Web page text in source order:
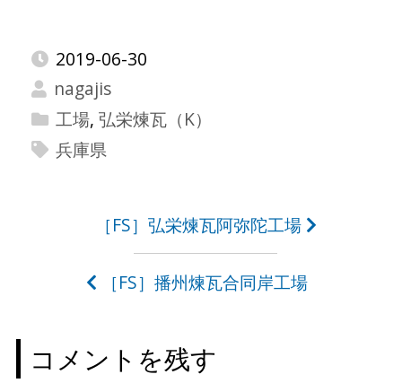
2019-06-30
nagajis
工場, 弘栄煉瓦（K）
兵庫県
ビ
ゲ
［FS］弘栄煉瓦阿弥陀工場
［FS］播州煉瓦合同岸工場
コメントを残す